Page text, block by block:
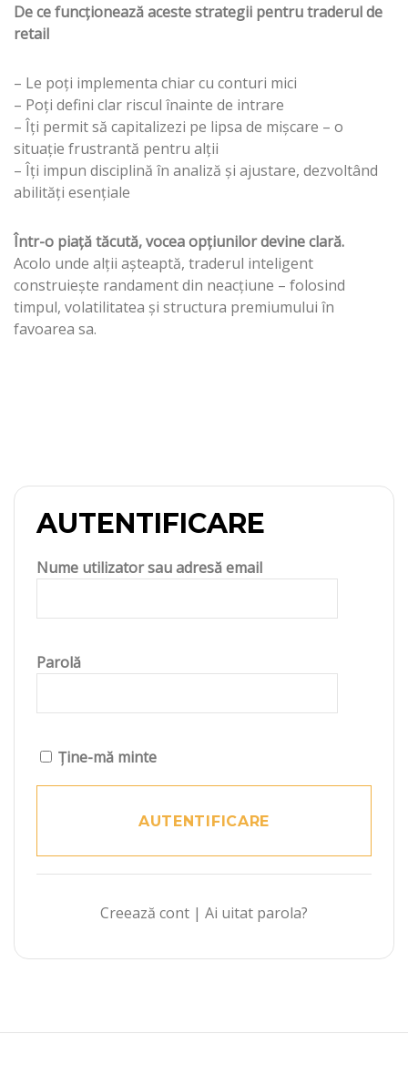
De ce funcționează aceste strategii pentru traderul de
retail
– Le poți implementa chiar cu conturi mici
– Poți defini clar riscul înainte de intrare
– Îți permit să capitalizezi pe lipsa de mișcare – o
situație frustrantă pentru alții
– Îți impun disciplină în analiză și ajustare, dezvoltând
abilități esențiale
Într-o piață tăcută, vocea opțiunilor devine clară.
Acolo unde alții așteaptă, traderul inteligent
construiește randament din neacțiune – folosind
timpul, volatilitatea și structura premiumului în
favoarea sa.
AUTENTIFICARE
Nume utilizator sau adresă email
Parolă
Ține-mă minte
Creează cont | Ai uitat parola?